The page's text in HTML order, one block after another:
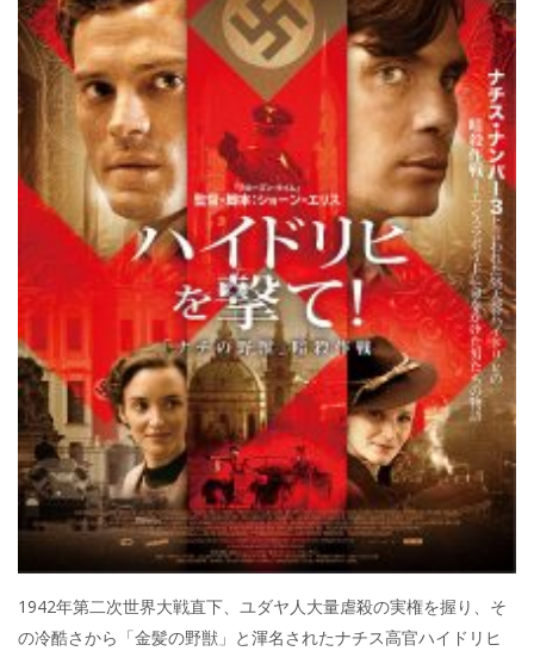
1942年第二次世界大戦直下、ユダヤ人大量虐殺の実権を握り、そ
の冷酷さから「金髪の野獣」と渾名されたナチス高官ハイドリヒ